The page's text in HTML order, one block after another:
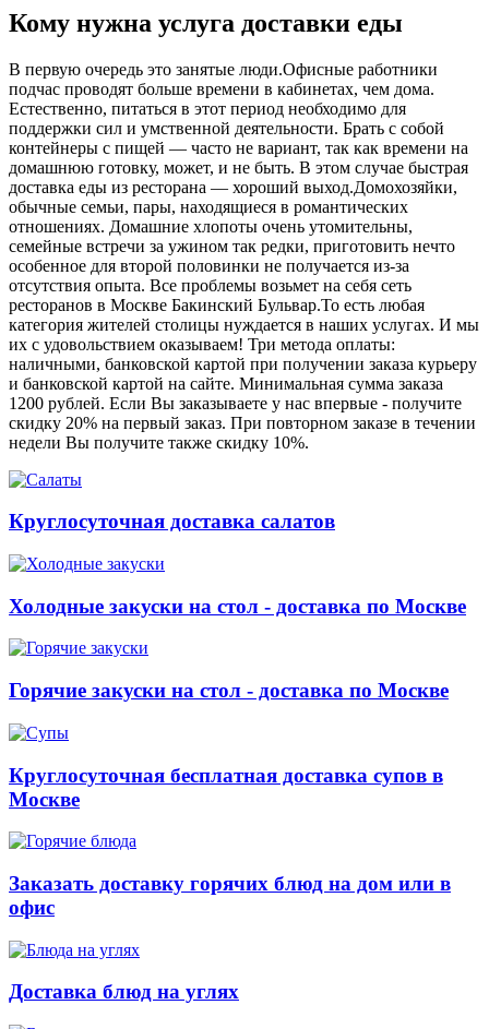
Кому нужна услуга доставки еды
В первую очередь это занятые люди.Офисные работники
подчас проводят больше времени в кабинетах, чем дома.
Естественно, питаться в этот период необходимо для
поддержки сил и умственной деятельности. Брать с собой
контейнеры с пищей ― часто не вариант, так как времени на
домашнюю готовку, может, и не быть. В этом случае быстрая
доставка еды из ресторана ― хороший выход.Домохозяйки,
обычные семьи, пары, находящиеся в романтических
отношениях. Домашние хлопоты очень утомительны,
семейные встречи за ужином так редки, приготовить нечто
особенное для второй половинки не получается из-за
отсутствия опыта. Все проблемы возьмет на себя сеть
ресторанов в Москве Бакинский Бульвар.То есть любая
категория жителей столицы нуждается в наших услугах. И мы
их с удовольствием оказываем! Три метода оплаты:
наличными, банковской картой при получении заказа курьеру
и банковской картой на сайте. Минимальная сумма заказа
1200 рублей. Если Вы заказываете у нас впервые - получите
скидку 20% на первый заказ. При повторном заказе в течении
недели Вы получите также скидку 10%.
Круглосуточная доставка салатов
Холодные закуски на стол - доставка по Москве
Горячие закуски на стол - доставка по Москве
Круглосуточная бесплатная доставка супов в
Москве
Заказать доставку горячих блюд на дом или в
офис
Доставка блюд на углях